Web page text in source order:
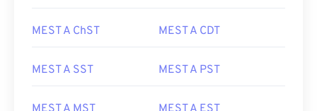
MEST A ChST MEST A CDT
MEST A SST MEST A PST